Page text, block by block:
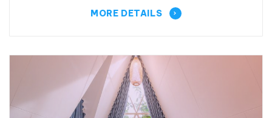
MORE DETAILS